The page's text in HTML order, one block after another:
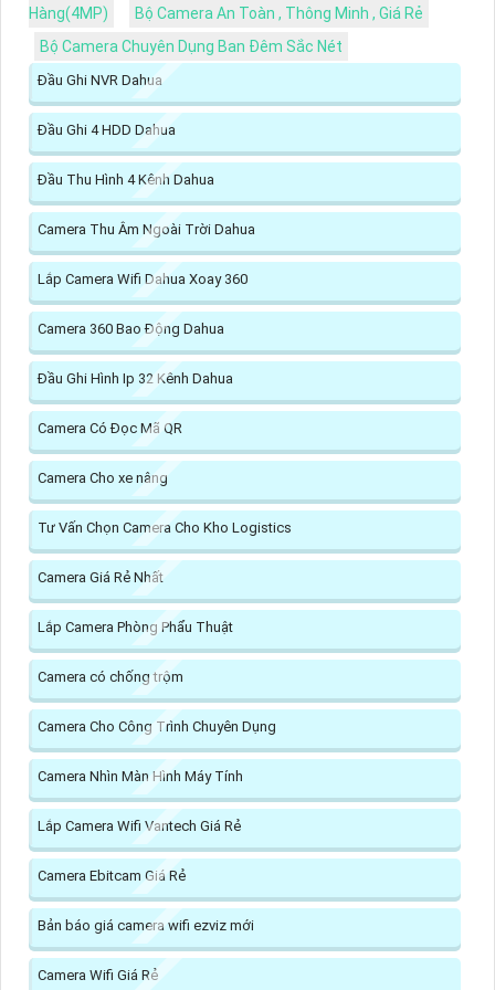
Hàng(4MP)
Bộ Camera An Toàn , Thông Minh , Giá Rẻ
Bộ Camera Chuyên Dụng Ban Đêm Sắc Nét
Đầu Ghi NVR Dahua
Đầu Ghi 4 HDD Dahua
Đầu Thu Hình 4 Kênh Dahua
Camera Thu Âm Ngoài Trời Dahua
Lắp Camera Wifi Dahua Xoay 360
Camera 360 Bao Động Dahua
Đầu Ghi Hình Ip 32 Kênh Dahua
Camera Có Đọc Mã QR
Camera Cho xe nâng
Tư Vấn Chọn Camera Cho Kho Logistics
Camera Giá Rẻ Nhất
Lắp Camera Phòng Phẩu Thuật
Camera có chống trộm
Camera Cho Công Trình Chuyên Dụng
Camera Nhìn Màn Hình Máy Tính
Lắp Camera Wifi Vantech Giá Rẻ
Camera Ebitcam Giá Rẻ
Bản báo giá camera wifi ezviz mới
Camera Wifi Giá Rẻ